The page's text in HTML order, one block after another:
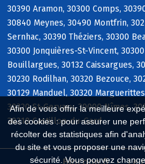
Afin de vous offrir la meilleure
des cookies : pour assurer une
récolter des statistiques afin
du site et vous proposer une
sécurité. Vous pouvez
30390 Aramon, 30300 Comps,
30840 Meynes, 30490 Montfrin,
Sernhac, 30390 Théziers, 30300
30300 Jonquières-St-Vincent,
Bouillargues, 30132 Caissargues,
30230 Rodilhan, 30320 Bezouce,
30129 Manduel, 30320
30320 St-Gervasy, 30000 Nîmes,
30210 Castillon-du-Gard